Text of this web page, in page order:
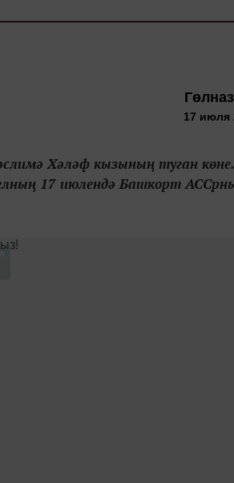
17 июля
Хәләф кызының туган
17 июлендә Башкорт